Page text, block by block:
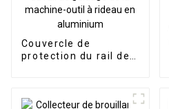
Couvercle de
protection du rail de